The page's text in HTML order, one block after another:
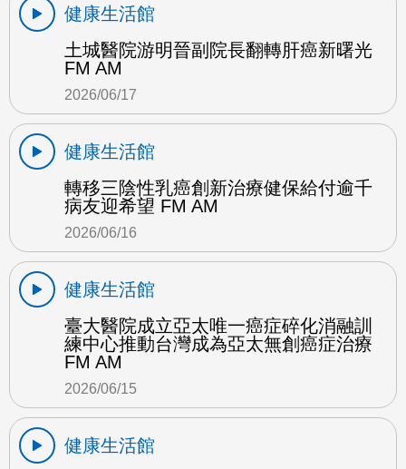
健康生活館
土城醫院游明晉副院長翻轉肝癌新曙光
FM AM
2026/06/17
健康生活館
轉移三陰性乳癌創新治療健保給付逾千
病友迎希望 FM AM
2026/06/16
健康生活館
臺大醫院成立亞太唯一癌症碎化消融訓
練中心推動台灣成為亞太無創癌症治療
FM AM
2026/06/15
健康生活館